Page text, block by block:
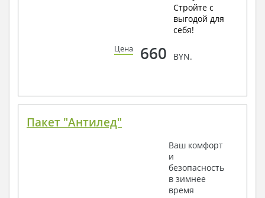
Стройте с
выгодой для
себя!
Цена 660 BYN.
Пакет "Антилед"
Ваш комфорт
и
безопасность
в зимнее
время